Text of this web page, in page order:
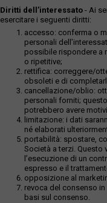
Diritti dell’interessato - Ai
esercitare i seguenti diritti:
accesso: conferma o
personali
possibile rispondere a
o ripetitive;
rettifica: correggere/
obsoleti e di
cancellazione/oblio:
personali forniti;
potrebbero avere
limitazione: i dati
né elaborati
portabilità: spostare,
Società a terzi. Questo
l’esecuzione di un
espresso e il
opposizione al
revoca del consenso
basi sul consenso.